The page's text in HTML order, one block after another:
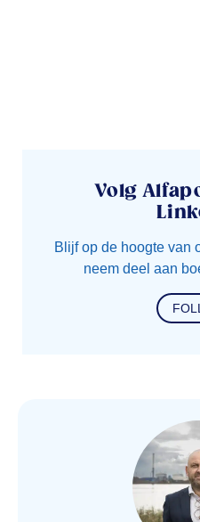
Volg
Blijf op de hoogte van
neem deel aan